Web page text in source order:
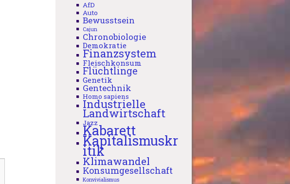
AfD
Auto
Bewusstsein
Cajun
Chronobiologie
Demokratie
Finanzsystem
Fleischkonsum
Flüchtlinge
Genetik
Gentechnik
Homo sapiens
Industrielle
Landwirtschaft
Jazz
Kabarett
Kapitalismuskr
itik
Klimawandel
Konsumgesellschaft
Konvivialismus